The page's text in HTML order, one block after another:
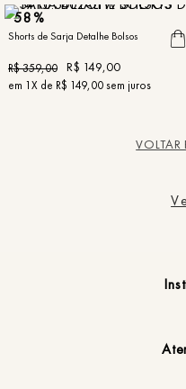
58%
Shorts de Sarja Detalhe Bolsos
R$359,00 R$ 149,00
em 1X de R$ 149,00sem juros
VOLTAR